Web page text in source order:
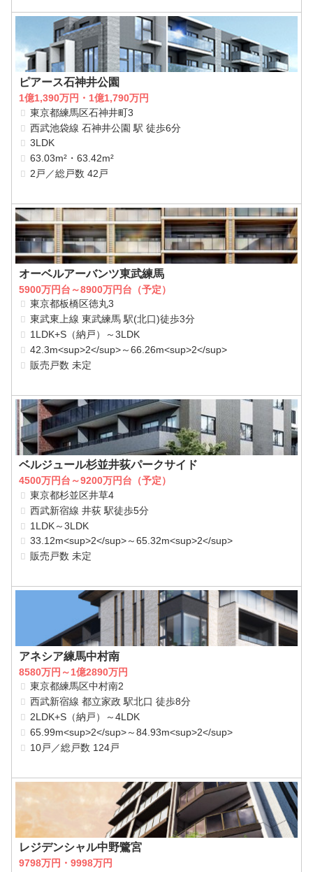
ピアース石神井公園
1億1,390万円・1億1,790万円
東京都練馬区石神井町3
西武池袋線 石神井公園 駅 徒歩6分
3LDK
63.03m²・63.42m²
2戸／総戸数 42戸
オーベルアーバンツ東武練馬
5900万円台～8900万円台（予定）
東京都板橋区徳丸3
東武東上線 東武練馬 駅(北口)徒歩3分
1LDK+S（納戸）～3LDK
42.3m<sup>2</sup>～66.26m<sup>2</sup>
販売戸数 未定
ベルジュール杉並井荻パークサイド
4500万円台～9200万円台（予定）
東京都杉並区井草4
西武新宿線 井荻 駅徒歩5分
1LDK～3LDK
33.12m<sup>2</sup>～65.32m<sup>2</sup>
販売戸数 未定
アネシア練馬中村南
8580万円～1億2890万円
東京都練馬区中村南2
西武新宿線 都立家政 駅北口 徒歩8分
2LDK+S（納戸）～4LDK
65.99m<sup>2</sup>～84.93m<sup>2</sup>
10戸／総戸数 124戸
レジデンシャル中野鷺宮
9798万円・9998万円